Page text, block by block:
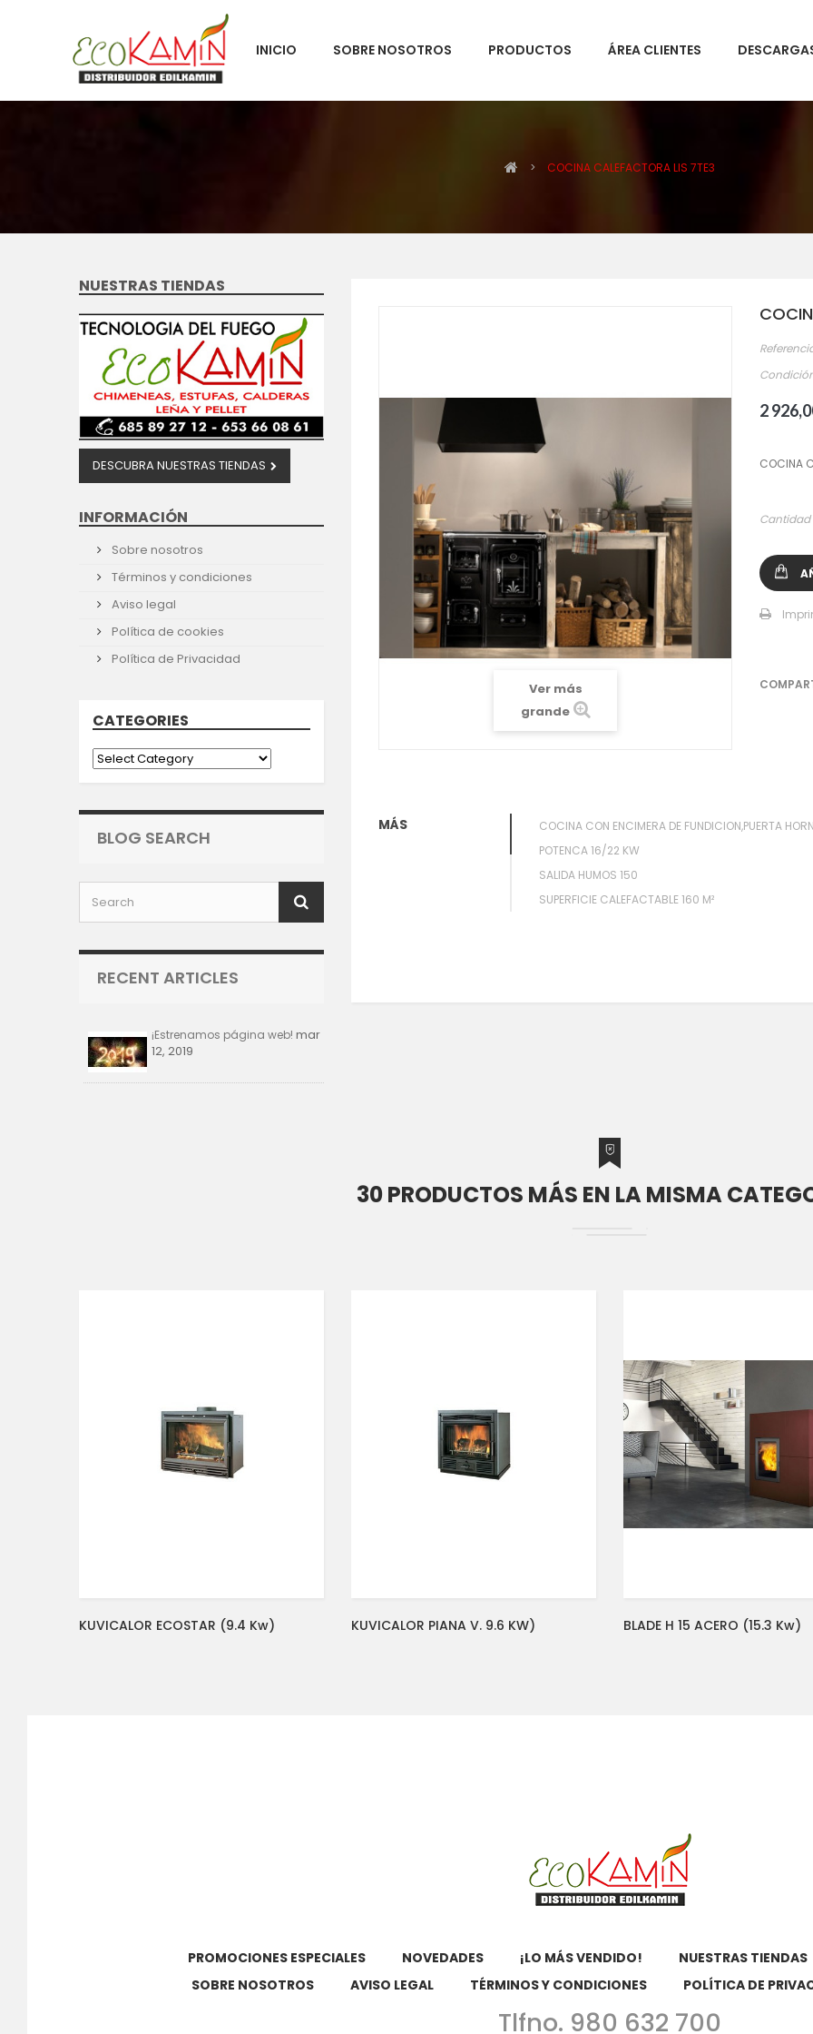
INICIO SOBRE NOSOTROS PRODUCTOS ÁREA CLIENTES
> COCINA CALEFACTORA LIS 7TE3
NUESTRAS TIENDAS
DESCUBRA NUESTRAS TIENDAS
INFORMACIÓN
Sobre nosotros
Términos y condiciones
Aviso legal
Política de cookies
Política de Privacidad
CATEGORIES
BLOG SEARCH
RECENT ARTICLES
¡Estrenamos página web! mar
12, 2019
Ver más
grande
2
COCINA
Cantidad
MÁS
COCINA CON ENCIMERA DE FUNDICION,PUERTA
POTENCA 16/22 KW
SALIDA HUMOS 150
SUPERFICIE CALEFACTABLE 160 M²
30 PRODUCTOS MÁS EN LA MISMA
KUVICALOR ECOSTAR (9.4 Kw) KUVICALOR PIANA V. 9.6 KW) BLADE H 15 ACERO (15.3 Kw)
PROMOCIONES ESPECIALES NOVEDADES ¡LO MÁS VENDIDO! NUESTRAS TIENDAS
SOBRE NOSOTROS
AVISO LEGAL TÉRMINOS Y CONDICIONES POLÍTICA DE
Tlfno. 980 632 700